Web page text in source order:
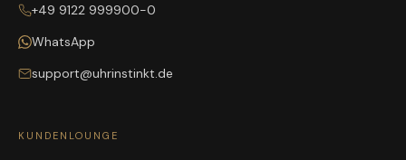
+49 9122 999900-0
WhatsApp
support@uhrinstinkt.de
KUNDENLOUNGE